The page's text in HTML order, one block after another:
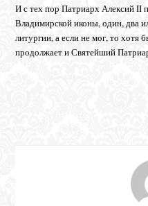
И с тех пор Патриарх Алексий II
Владимирской иконы, один, два
литургии, а если не мог, то
продолжает и Святейший